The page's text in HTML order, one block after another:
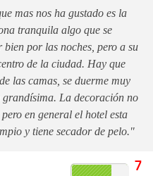
mas nos ha gustado es la
tranquila algo que se
por las noches, pero a su
de la ciudad. Hay que
las camas, se duerme muy
La decoración no
en general el hotel esta
y tiene secador de pelo."
7